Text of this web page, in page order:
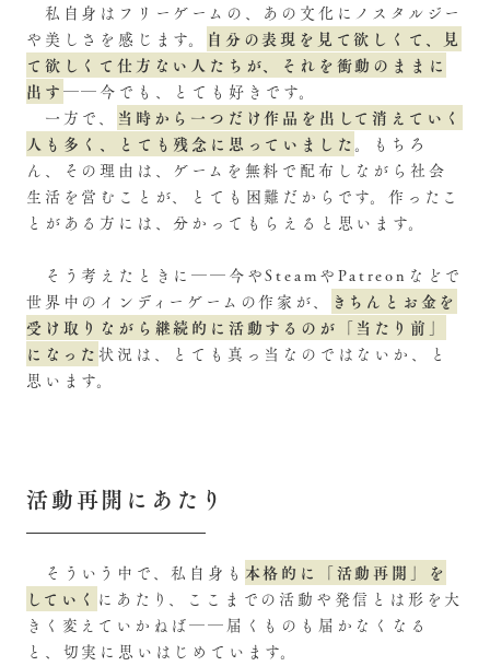
私自身はフリーゲームの、あの文化にノスタルジー
や美しさを感じます。 自分の表現を見て欲しくて、見
て欲しくて仕方ない人たちが、それを衝動のままに
出す――今でも、とても好きです。
一方で、 当時から一つだけ作品を出して消えていく
人も多く、とても残念に思っていました。もちろ
ん、その理由は、ゲームを無料で配布しながら社会
生活を営むことが、とても困難だからです。作ったこ
とがある方には、分かってもらえると思います。
そう考えたときに――今やSteamやPatreonなどで
世界中のインディーゲームの作家が、
きちんとお金を
受け取りながら継続的に活動するのが「当たり前」
になった状況は、とても真っ当なのではないか、と
思います。
活動再開にあたり
そういう中で、私自身も 本格的に「活動再開」を
していく にあたり、ここまでの活動や発信とは形を大
きく変えていかねば――届くものも届かなくなる
と、切実に思いはじめています。